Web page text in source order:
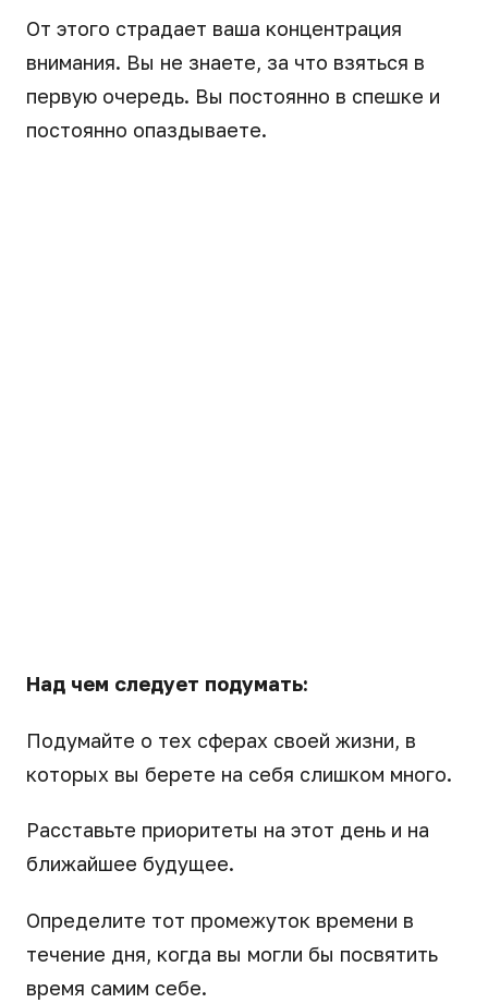
От этого страдает ваша концентрация
внимания. Вы не знаете, за что взяться в
первую очередь. Вы постоянно в спешке и
постоянно опаздываете.
Над чем следует подумать:
Подумайте о тех сферах своей жизни, в
которых вы берете на себя слишком много.
Расставьте приоритеты на этот день и на
ближайшее будущее.
Определите тот промежуток времени в
течение дня, когда вы могли бы посвятить
время самим себе.